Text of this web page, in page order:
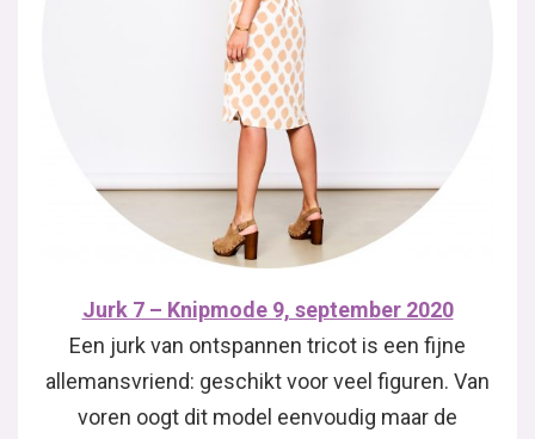
Jurk 7 – Knipmode 9, september 2020
Een jurk van ontspannen tricot is een fijne
allemansvriend: geschikt voor veel figuren. Van
voren oogt dit model eenvoudig maar de